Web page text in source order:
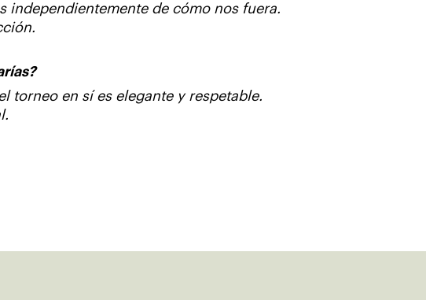
independientemente de cómo nos fuera.
torneo en sí es elegante y respetable.